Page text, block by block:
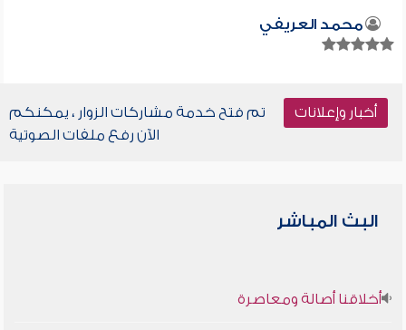
محمد العريفي
أخبار وإعلانات
تم فتح خدمة مشاركات الزوار ، يمكنكم
الآن رفع ملفات الصوتية
البث المباشر
أخلاقنا أصالة ومعاصرة